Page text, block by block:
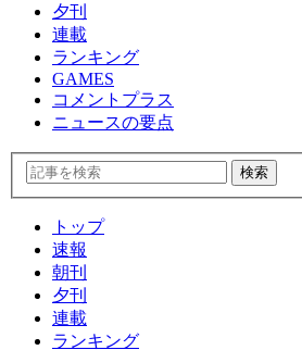
夕刊
連載
ランキング
GAMES
コメントプラス
ニュースの要点
トップ
速報
朝刊
夕刊
連載
ランキング